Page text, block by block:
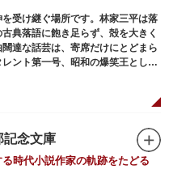
受け継ぐ場所です。林家三平は落
典落語に飽き足らず、殻を大きく
達な話芸は、寄席だけにとどまら
ント第一号、昭和の爆笑王とし
。
記念文庫
る時代小説作家の軌跡をたどる